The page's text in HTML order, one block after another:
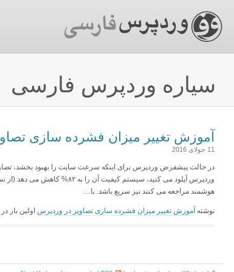
سیاره وردپرس فارسی
آموزش تغییر میزان فشرده سازی
11 جولای 2016
در حالت پیشفرض وردپرس برای اینکه سرعت سایت را بهبود بخشد،
هوشمند مراجعه می کنند نیز سریع باشد. با…
نوشته آموزش تغییر میزان فشرده سازی تصاویر در وردپرس اولین بار در